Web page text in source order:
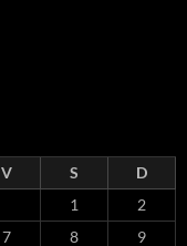
V S
D
1
2
7 8 9